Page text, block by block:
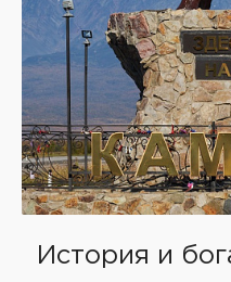
История и